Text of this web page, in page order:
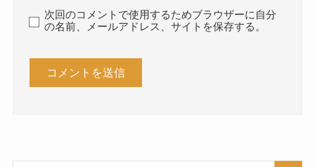
次回のコメントで使用するためブラウザーに自分
の名前、メールアドレス、サイトを保存する。